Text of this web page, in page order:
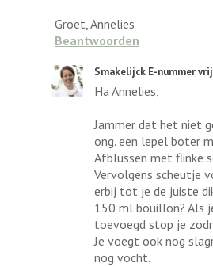
Groet, Annelies
Beantwoorden
Smakelijck E-nummer
Ha Annelies,
Jammer dat het niet
ong. een lepel boter
Afblussen met flinke
Vervolgens scheutje
erbij tot je de juiste
150 ml bouillon? Als
toevoegd stop je
Je voegt ook nog
nog vocht.